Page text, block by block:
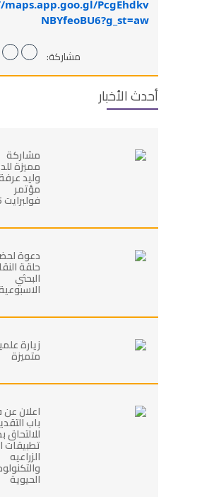
PcgEhdkv
NBYfeoBU6?g_st=aw
مشاركة:
أحدث الأخبار
مشاركة
مميزة
وليد
مؤتمر
فولبرايت 2025
دعوة
حلقة
البحثي
زيارة
متميزة
اعلان عن
باب
للالتحاق
تطبيقات
الزراعيه
الحيوية